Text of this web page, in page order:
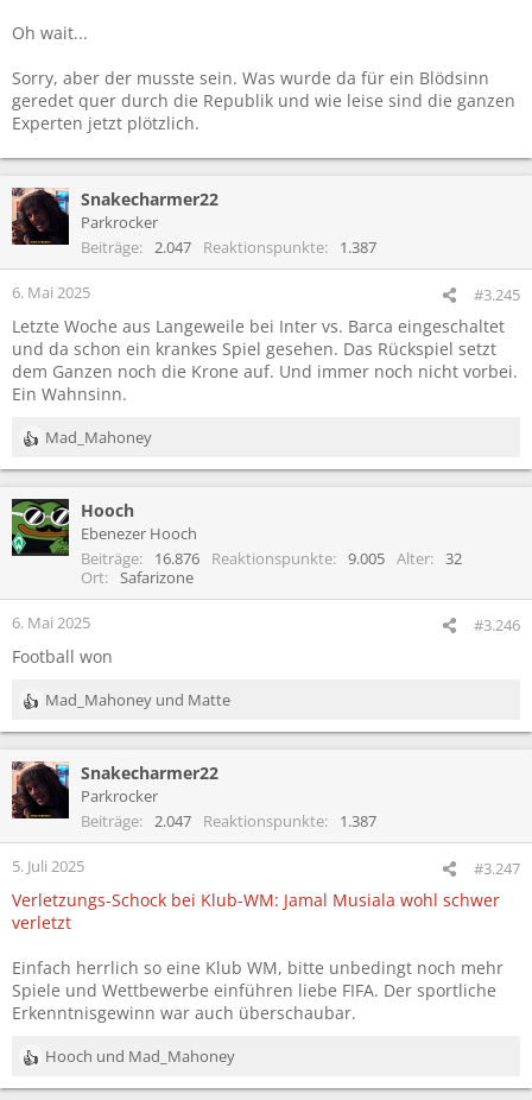
Oh wait...
Sorry, aber der musste sein. Was wurde da für ein Blödsinn
geredet quer durch die Republik und wie leise sind die ganzen
Experten jetzt plötzlich.
Snakecharmer22
Parkrocker
Beiträge
2.047 Reaktionspunkte 1.387
6. Mai 2025 #3.245
Letzte Woche aus Langeweile bei Inter vs. Barca eingeschaltet
und da schon ein krankes Spiel gesehen. Das Rückspiel setzt
dem Ganzen noch die Krone auf. Und immer noch nicht vorbei.
Ein Wahnsinn.
R
e
k
t
i
n
:
Mad_Mahoney
Hooch
Ebenezer Hooch
Beiträge
16.876 Reaktionspunkte 9.005 Alter
32
Ort
Safarizone
6. Mai 2025 #3.246
Football won
R
e
k
t
i
n
e
n
:
Mad_Mahoney und Matte
Snakecharmer22
Parkrocker
Beiträge
2.047 Reaktionspunkte 1.387
5. Juli 2025 #3.247
Verletzungs-Schock bei Klub-WM: Jamal Musiala wohl schwer
verletzt
Einfach herrlich so eine Klub WM, bitte unbedingt noch mehr
Spiele und Wettbewerbe einführen liebe FIFA. Der sportliche
Erkenntnisgewinn war auch überschaubar.
R
e
Hooch und Mad_Mahoney